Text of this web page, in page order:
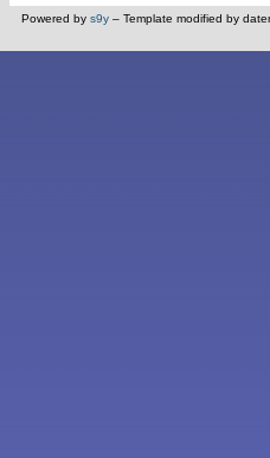
Powered by s9y – Template modified by